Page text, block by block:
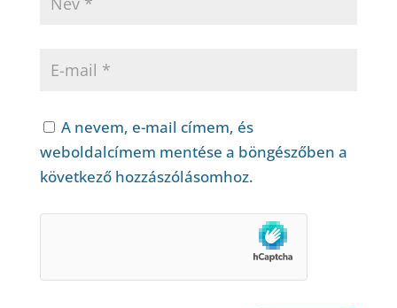
A nevem, e-mail címem, és
weboldalcímem mentése a böngészőben a
következő hozzászólásomhoz.